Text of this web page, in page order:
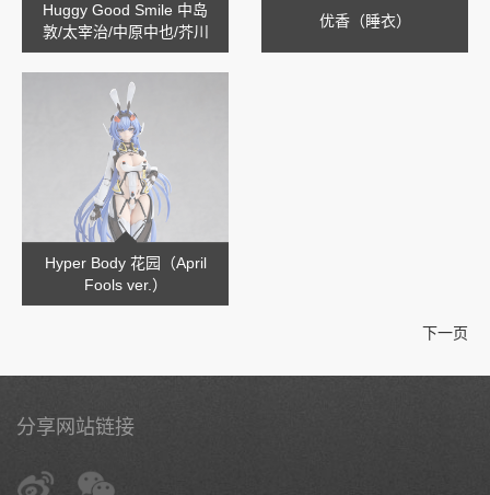
Huggy Good Smile 中岛
敦/太宰治/中原中也/芥川
龙之介
优香（睡衣）
Hyper Body 花园（April
Fools ver.）
下一页
分享网站链接